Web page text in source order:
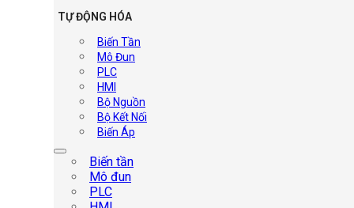
TỰ ĐỘNG HÓA
Biến Tần
Mô Đun
PLC
HMI
Bộ Nguồn
Bộ Kết Nối
Biến Áp
Biến tần
Mô đun
PLC